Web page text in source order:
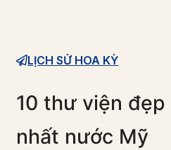
LỊCH SỬ HOA KỲ
10 thư viện đẹp
nhất nước Mỹ